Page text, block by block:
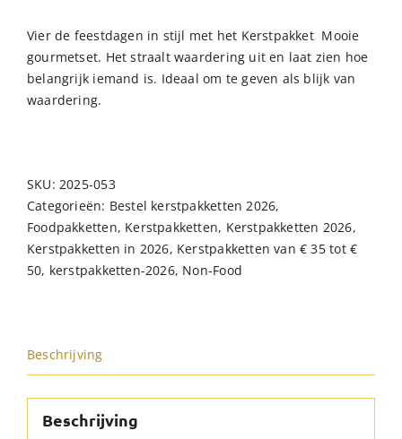
Vier de feestdagen in stijl met het Kerstpakket Mooie
gourmetset. Het straalt waardering uit en laat zien hoe
belangrijk iemand is. Ideaal om te geven als blijk van
waardering.
SKU: 2025-053
Categorieën: Bestel kerstpakketten 2026,
Foodpakketten, Kerstpakketten, Kerstpakketten 2026,
Kerstpakketten in 2026, Kerstpakketten van € 35 tot €
50, kerstpakketten-2026, Non-Food
Beschrijving
Beschrijving